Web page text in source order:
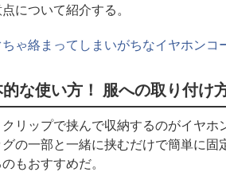
について紹介する。
ゃ絡まってしまいがちなイヤホンコ
な使い方！ 服への取り付け
リップで挟んで収納するのがイヤホ
の一部と一緒に挟むだけで簡単に
もおすすめだ。